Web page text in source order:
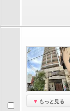
もっと見る